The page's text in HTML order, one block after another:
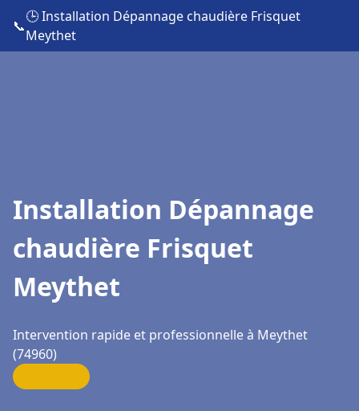
📞
🕒 Installation Dépannage chaudière Frisquet
Meythet
Installation Dépannage
chaudière Frisquet
Meythet
Intervention rapide et professionnelle à Meythet
(74960)